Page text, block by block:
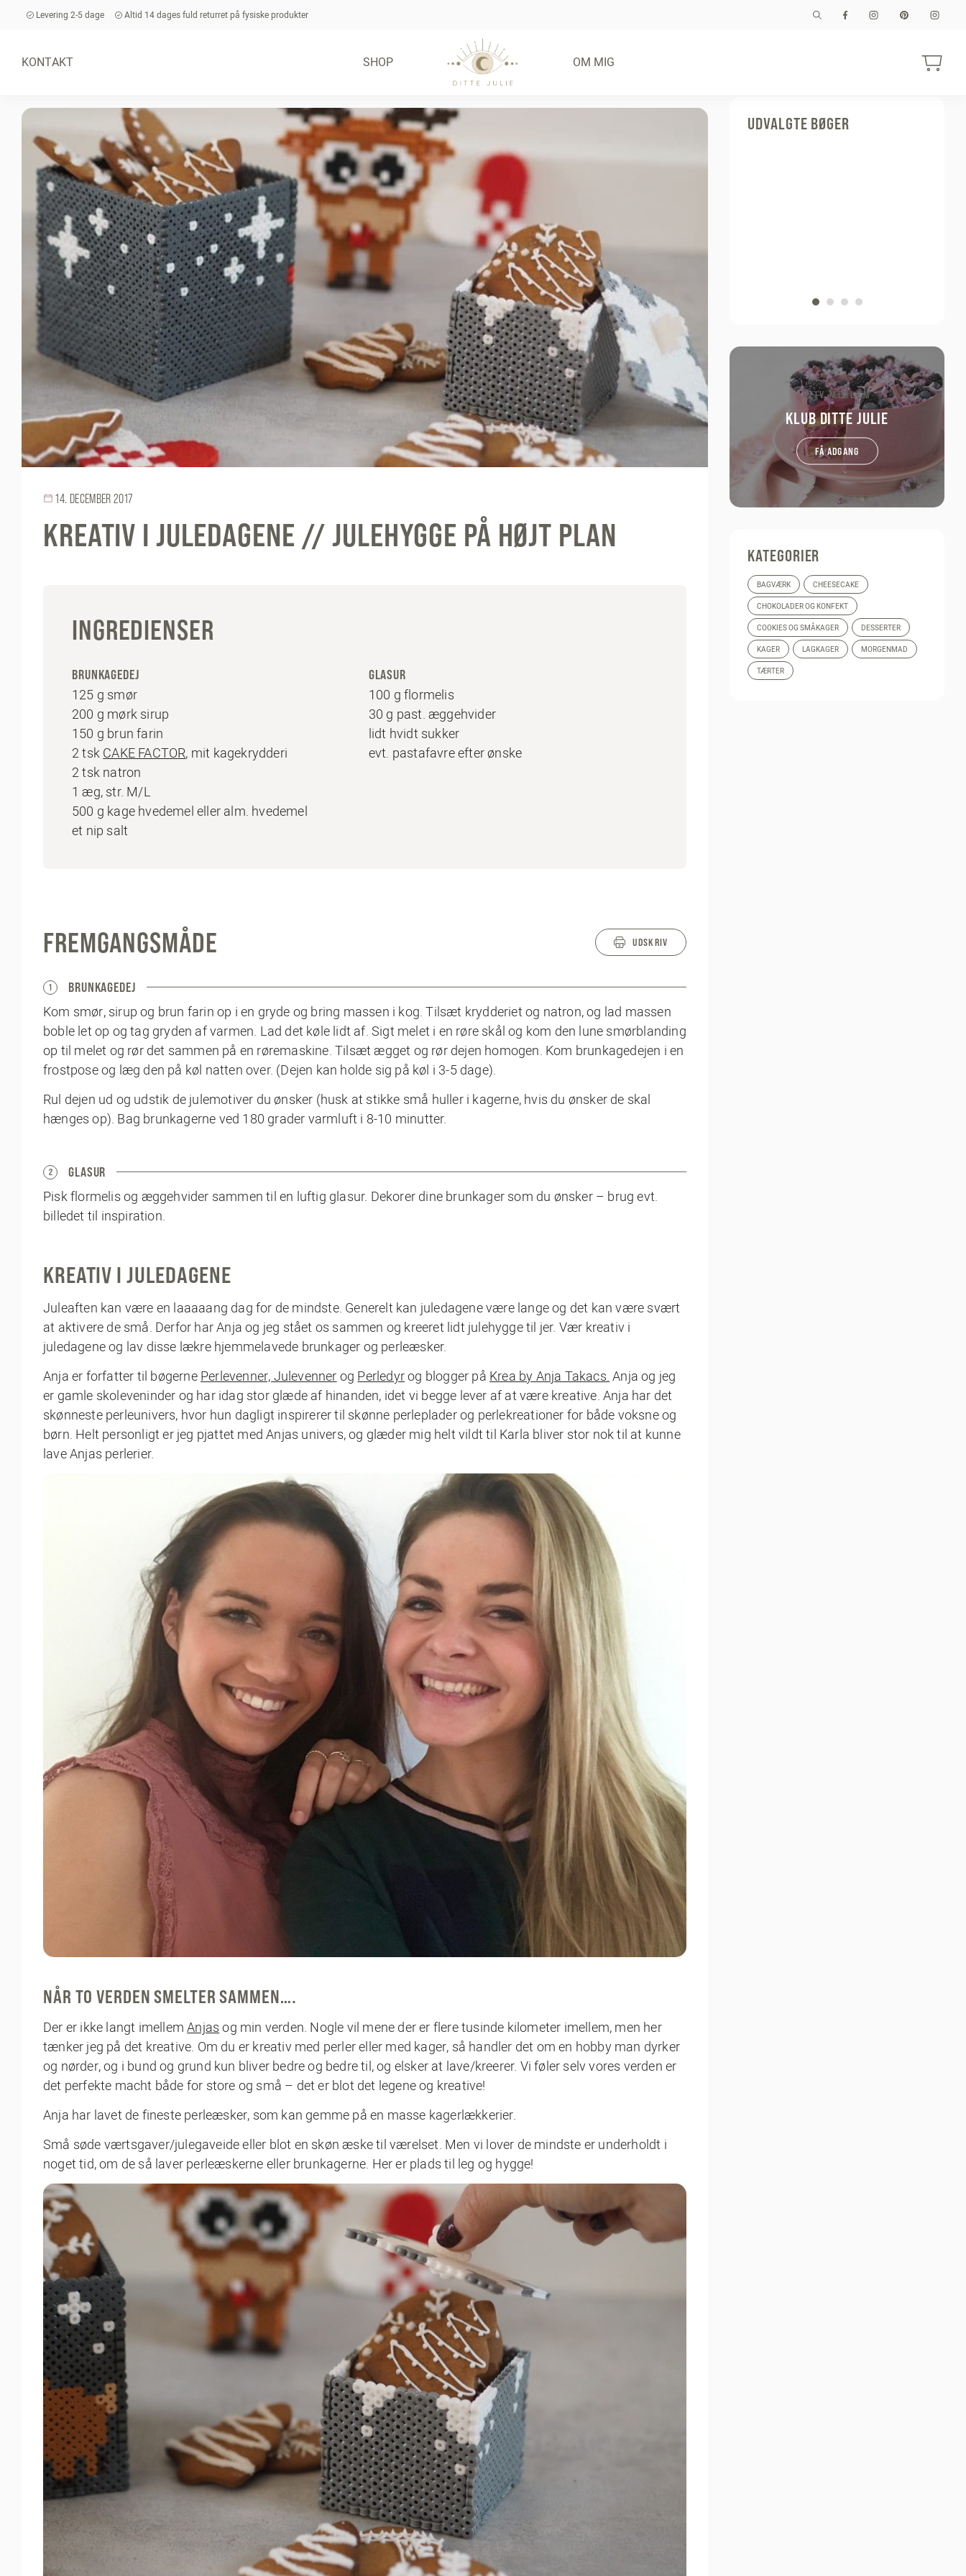
Levering 2-5 dage Altid 14 dages fuld returret på fysiske produkter
KONTAKT SHOP OM MIG
14. DECEMBER 2017
KREATIV I JULEDAGENE // JULEHYGGE PÅ HØJT PLAN
INGREDIENSER
BRUNKAGEDEJ
125 g smør
200 g mørk sirup
150 g brun farin
2 tsk CAKE FACTOR, mit kagekrydderi
2 tsk natron
1 æg, str. M/L
500 g kage hvedemel eller alm. hvedemel
et nip salt
GLASUR
100 g flormelis
30 g past. æggehvider
lidt hvidt sukker
evt. pastafavre efter ønske
FREMGANGSMÅDE UDSKRIV
1 BRUNKAGEDEJ
Kom smør, sirup og brun farin op i en gryde og bring massen i kog. Tilsæt krydderiet og natron, og lad massen
boble let op og tag gryden af varmen. Lad det køle lidt af. Sigt melet i en røre skål og kom den lune smørblanding
op til melet og rør det sammen på en røremaskine. Tilsæt ægget og rør dejen homogen. Kom brunkagedejen i en
frostpose og læg den på køl natten over. (Dejen kan holde sig på køl i 3-5 dage).
Rul dejen ud og udstik de julemotiver du ønsker (husk at stikke små huller i kagerne, hvis du ønsker de skal
hænges op). Bag brunkagerne ved 180 grader varmluft i 8-10 minutter.
2 GLASUR
Pisk flormelis og æggehvider sammen til en luftig glasur. Dekorer dine brunkager som du ønsker – brug evt.
billedet til inspiration.
KREATIV I JULEDAGENE
Juleaften kan være en laaaaang dag for de mindste. Generelt kan juledagene være lange og det kan være svært
at aktivere de små. Derfor har Anja og jeg stået os sammen og kreeret lidt julehygge til jer. Vær kreativ i
juledagene og lav disse lækre hjemmelavede brunkager og perleæsker.
Anja er forfatter til bøgerne Perlevenner, Julevenner og Perledyrog blogger på Krea by Anja Takacs. Anja og jeg
er gamle skoleveninder og har idag stor glæde af hinanden, idet vi begge lever af at være kreative. Anja har det
skønneste perleunivers, hvor hun dagligt inspirerer til skønne perleplader og perlekreationer for både voksne og
børn. Helt personligt er jeg pjattet med Anjas univers, og glæder mig helt vildt til Karla bliver stor nok til at kunne
lave Anjas perlerier.
NÅR TO VERDEN SMELTER SAMMEN….
Der er ikke langt imellemAnjas og min verden. Nogle vil mene der er flere tusinde kilometer imellem, men her
tænker jeg på det kreative. Om du er kreativ med perler eller med kager, så handler det om en hobby man dyrker
og nørder, og i bund og grund kun bliver bedre og bedre til, og elsker at lave/kreerer. Vi føler selv vores verden er
det perfekte macht både for store og små – det er blot det legene og kreative!
Anja har lavet de fineste perleæsker, som kan gemme på en masse kagerlækkerier.
Små søde værtsgaver/julegaveide eller blot en skøn æske til værelset. Men vi lover de mindste er underholdt i
noget tid, om de så laver perleæskerne eller brunkagerne. Her er plads til leg og hygge!
UDVALGTE BØGER
FRIE FRISTELSER –
GLUTENFRIE BOLLER
(E-BOG)
55,00KR.
KØB
BLIV MEDLEM
KLUB DITTE JULIE
FÅ ADGANG
KATEGORIER
BAGVÆRK CHEESECAKE
CHOKOLADER OG KONFEKT
COOKIES OG SMÅKAGER DESSERTER
KAGER LAGKAGER MORGENMAD
TÆRTER